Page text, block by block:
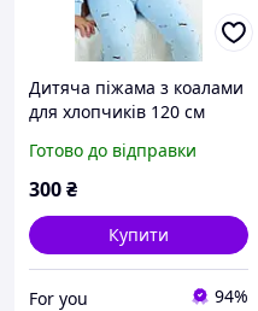
Дитяча піжама з коалами
для хлопчиків 120 см
Готово до відправки
300₴
Купити
For you 94%